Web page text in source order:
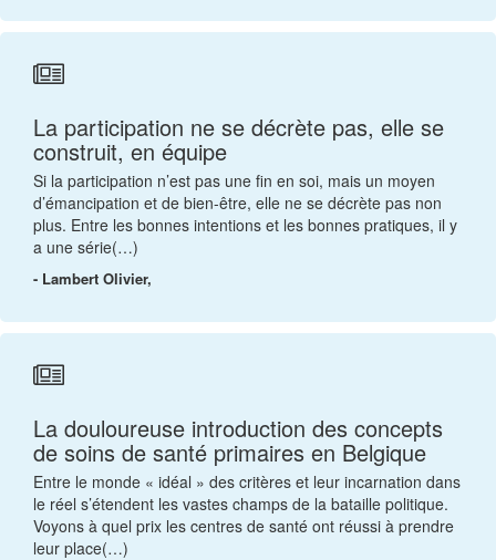
La participation ne se décrète pas, elle se
construit, en équipe
Si la participation n’est pas une fin en soi, mais un moyen
d’émancipation et de bien-être, elle ne se décrète pas non
plus. Entre les bonnes intentions et les bonnes pratiques, il y
a une série(…)
- Lambert Olivier,
La douloureuse introduction des concepts
de soins de santé primaires en Belgique
Entre le monde « idéal » des critères et leur incarnation dans
le réel s’étendent les vastes champs de la bataille politique.
Voyons à quel prix les centres de santé ont réussi à prendre
leur place(…)